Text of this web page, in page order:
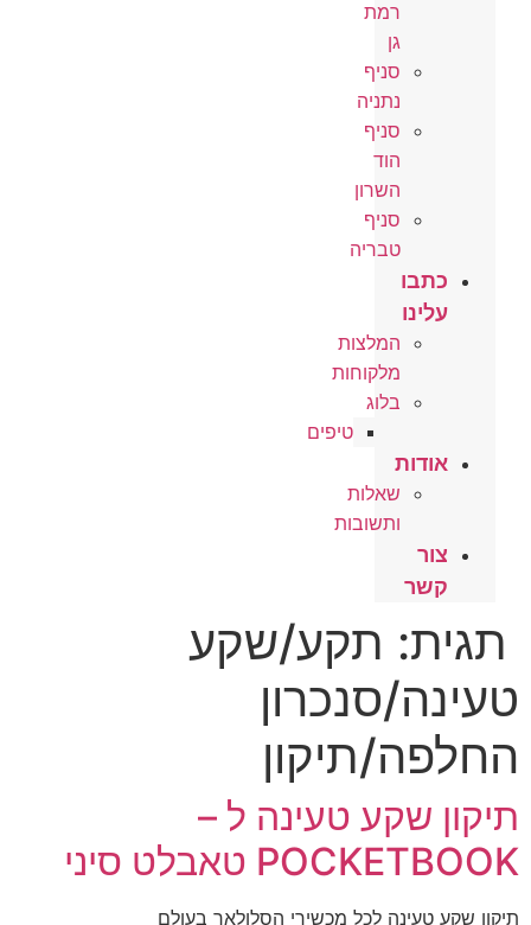
רמת
גן
סניף
נתניה
סניף
הוד
השרון
סניף
טבריה
כתבו
עלינו
המלצות
מלקוחות
בלוג
טיפים
אודות
שאלות
ותשובות
צור
קשר
תגית: תקע/שקע
טעינה/סנכרון
החלפה/תיקון
תיקון שקע טעינה ל –
POCKETBOOK טאבלט סיני
תיקון שקע טעינה לכל מכשירי הסלולאר בעולם